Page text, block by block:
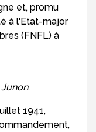
et, promu
à l'Etat-major
(FNFL) à
Junon.
1941,